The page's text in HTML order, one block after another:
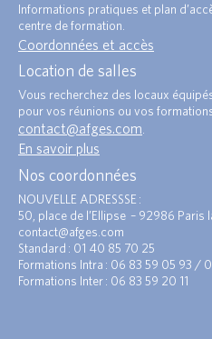
Informations pratiques et plan
centre de formation.
Coordonnées et accès
Location de salles
Vous recherchez des locaux
pour vos réunions ou vos
contact@afges.com.
En savoir plus
Nos coordonnées
NOUVELLE ADRESSSE :
50, place de l’Ellipse – 92986 Paris
contact@afges.com
Standard : 01 40 85 70 25
Formations Intra : 06 83 59 05 93 /
Formations Inter : 06 83 59 20 11